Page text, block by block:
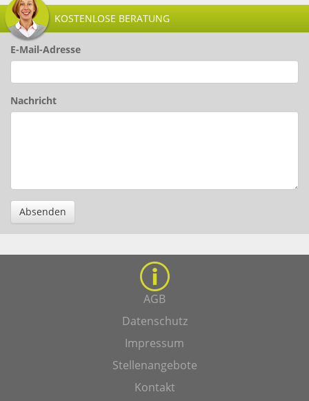
KOSTENLOSE BERATUNG
E-Mail-Adresse
Nachricht
Absenden
AGB
Datenschutz
Impressum
Stellenangebote
Kontakt